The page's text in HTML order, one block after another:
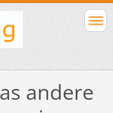
andere